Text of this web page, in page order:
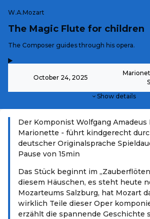
W.A.Mozart
The Magic Flute for children
-The Composer guides through his opera.
October 24, 2025
Show details
Der Komponist Wolfgang Amadeus
Marionette - führt kindgerecht
deutscher Originalsprache
Pause von 15min
Das Stück beginnt im
diesem Häuschen, es steht heute
Mozarteums Salzburg, hat Mozart
wirklich Teile dieser Oper
erzählt die spannende Geschichte